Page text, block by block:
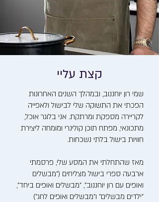
קצת עליי
שמי רון יוחננוב, ובמהלך השנים האחרונות
הפכתי את התשוקה שלי לבישול ולאפייה
לקריירה מספקת ומרתקת. אני בלוגר אוכל,
מתכונאי, מפתח תוכן קולינרי ומומחה ליצירת
חוויות בישול בלתי נשכחות.
מאז שהתחלתי את המסע שלי, פרסמתי
ארבעה ספרי בישול מצליחים ("מבשלים
ואופים עם רון יוחננוב", "מבשלים ואופים ביחד",
"ילדים מבשלים" ו"מבשלים ואופים לחג")